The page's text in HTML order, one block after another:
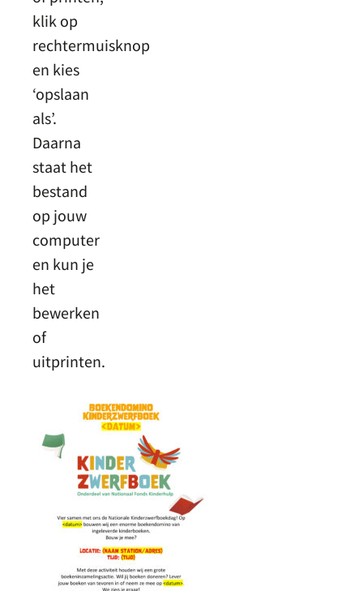
klik op
rechtermuisknop
en kies
‘opslaan
als’.
Daarna
staat het
bestand
op jouw
computer
en kun je
het
bewerken
of
uitprinten.